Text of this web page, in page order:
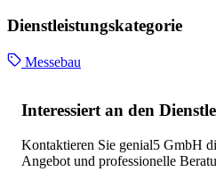
Dienstleistungskategorie
Messebau
Interessiert an den
Kontaktieren Sie genial5 GmbH
Angebot und professionelle